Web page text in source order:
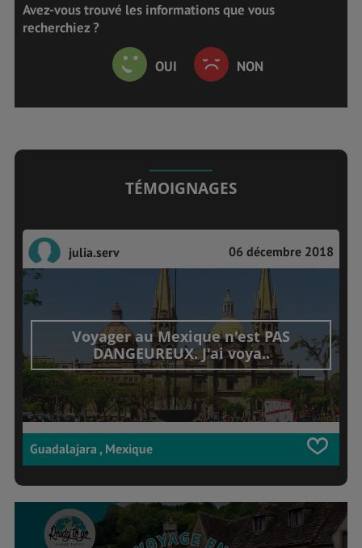
Avez-vous trouvé les informations que vous
recherchiez ?
OUI NON
TÉMOIGNAGES
julia.serv 06 décembre 2018
Voyager au Mexique n'est PAS
DANGEUREUX. J'ai voya..
Guadalajara , Mexique